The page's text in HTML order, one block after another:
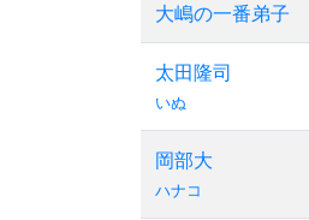
大嶋の一番弟子
太田隆司
いぬ
岡部大
ハナコ